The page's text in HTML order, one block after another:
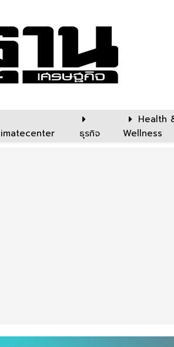
ธุรกิจ
Health
Wellness